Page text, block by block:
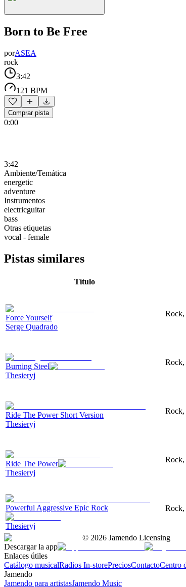
Born to Be Free
porASEA
rock
3:42
121 BPM
Comprar pista
0:00
3:42
Ambiente/Temática
energetic
adventure
Instrumentos
electricguitar
bass
Otras etiquetas
vocal - female
Pistas similares
Título
Force Yourself
Serge Quadrado
Rock,
Burning Steel
Thesieryj
Rock,
Ride The Power Short Version
Thesieryj
Rock,
Ride The Power
Thesieryj
Rock,
Powerful Aggressive Epic Rock
Thesieryj
Rock,
© 2026 Jamendo Licensing
Descargar la app
Enlaces útiles
Catálogo musicalRadios In-storePreciosContactoCentro
Jamendo
Jamendo para artistasJamendo Music